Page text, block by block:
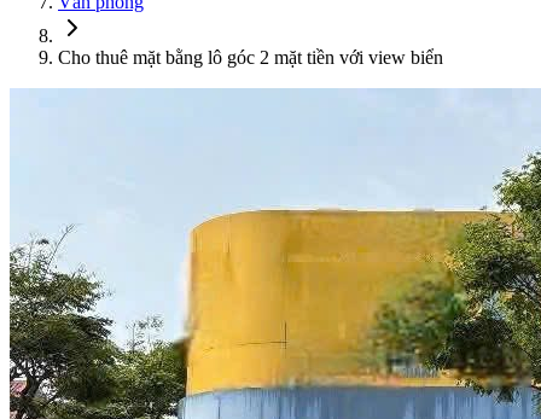
Cho thuê mặt bằng lô góc 2 mặt tiền với view biển